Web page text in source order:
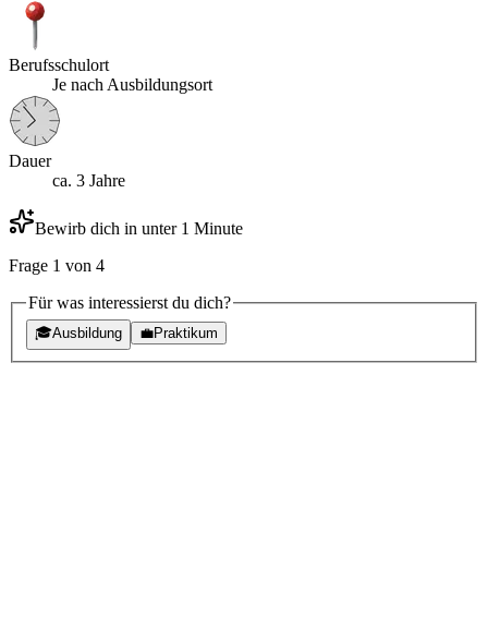
Berufsschulort
Je nach Ausbildungsort
Dauer
ca. 3 Jahre
Bewirb dich in unter 1 Minute
Frage 1 von 4
Für was interessierst du dich?
🎓Ausbildung 💼Praktikum